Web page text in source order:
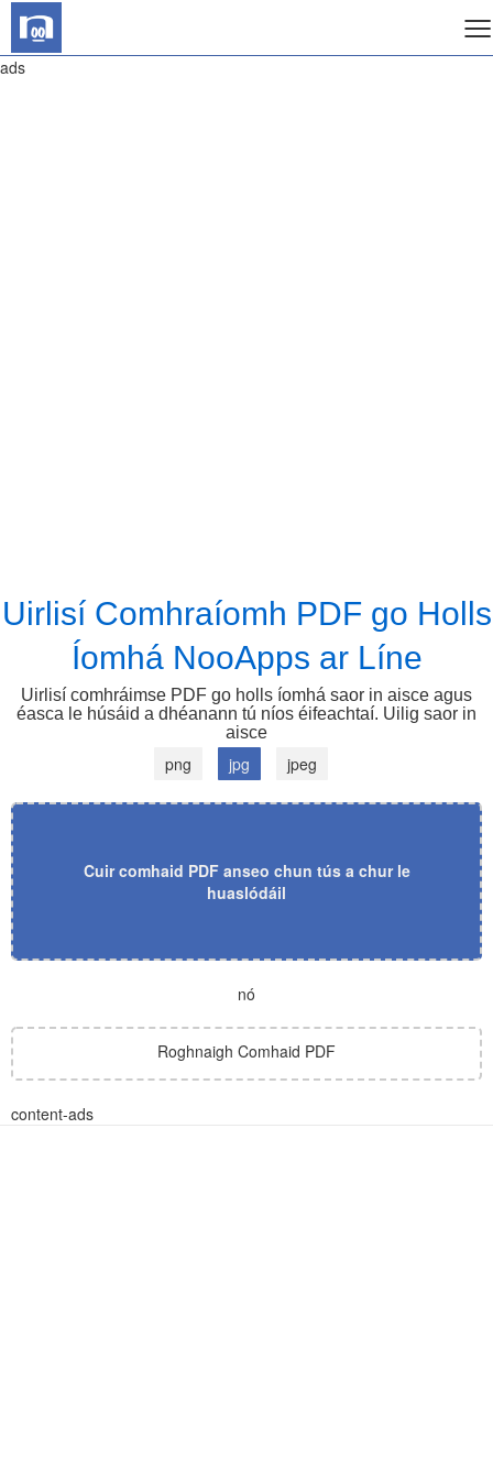
≡
ads
Uirlisí Comhraíomh PDF go Holls
Íomhá NooApps ar Líne
Uirlisí comhráimse PDF go holls íomhá saor in aisce agus
éasca le húsáid a dhéanann tú níos éifeachtaí. Uilig saor in
aisce
png jpg jpeg
Cuir comhaid PDF anseo chun tús a chur le
huaslódáil
nó
Roghnaigh Comhaid PDF
content-ads